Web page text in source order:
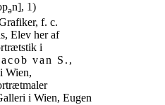
ə
f. c.
Elev her af
i
van S. ,
Wien,
i Wien, Eugen